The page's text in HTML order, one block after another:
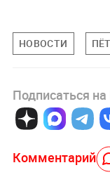
НОВОСТИ
Подписаться на
Комментарий